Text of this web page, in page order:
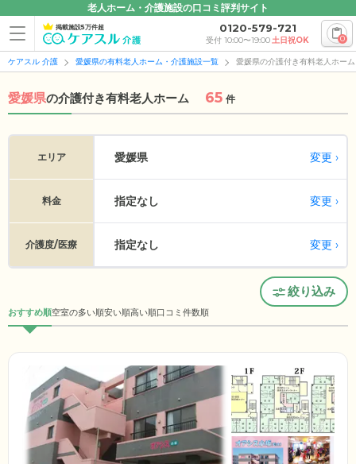
老人ホーム・介護施設の口コミ評判サイト
掲載施設5万件超 0120-579-721
受付 10:00〜19:00土日祝OK 0
ケアスル 介護 愛媛県の有料老人ホーム・介護施設一覧 愛媛県の介護付き有料老人ホーム
愛媛県の介護付き有料老人ホーム 65 件
エリア 愛媛県 変更
料金 指定なし 変更
介護度/医療 指定なし 変更
絞り込み
おすすめ順空室の多い順安い順高い順口コミ件数順